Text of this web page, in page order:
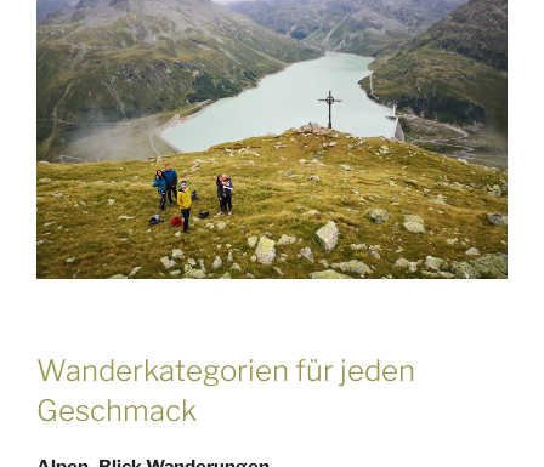
Wanderkategorien für jeden
Geschmack